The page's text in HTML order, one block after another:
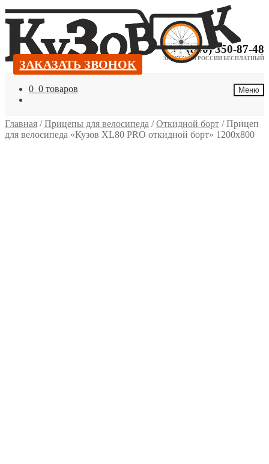
Перейти
к
навигации
Перейти
к
содержимому
+7 (800) 350-87-48
ЗВОНОК ПО РОССИИ БЕСПЛАТНЫЙ
Меню
ЗАКАЗАТЬ ЗВОНОК
ЗАКАЗАТЬ ЗВОНОК
0 0 товаров
Главная /Прицепы для велосипеда /Откидной борт /Прицеп
для велосипеда «Кузов XL80 PRO откидной борт» 1200х800